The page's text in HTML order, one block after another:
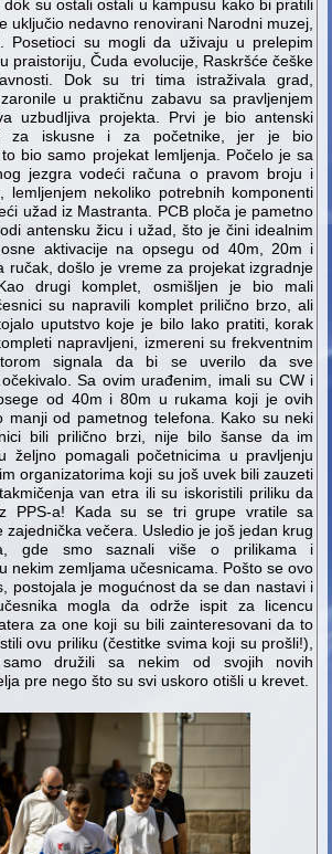
su ostali ostali u kampusu kako bi pratili
uključio nedavno renovirani Narodni muzej,
Posetioci su mogli da uživaju u prelepim
praistoriju, Čuda evolucije, Raskršće češke
Dok su tri tima istraživala grad,
u praktičnu zabavu sa pravljenjem
uzbudljiva projekta. Prvi je bio antenski
i za iskusne i za početnike, jer je bio
bio samo projekat lemljenja. Počelo je sa
jezgra vodeći računa o pravom broju i
lemljenjem nekoliko potrebnih komponenti
užad iz Mastranta. PCB ploča je pametno
antensku žicu i užad, što je čini idealnim
aktivacije na opsegu od 40m, 20m i
ručak, došlo je vreme za projekat izgradnje
drugi komplet, osmišljen je bio mali
su napravili komplet prilično brzo, ali
uputstvo koje je bilo lako pratiti, korak
napravljeni, izmereni su frekventnim
signala da bi se uverilo da sve
Sa ovim urađenim, imali su CW i
od 40m i 80m u rukama koji je ovih
manji od pametnog telefona. Kako su neki
bili prilično brzi, nije bilo šanse da im
željno pomagali početnicima u pravljenju
organizatorima koji su još uvek bili zauzeti
van etra ili su iskoristili priliku da
PPS-a! Kada su se tri grupe vratile sa
zajednička večera. Usledio je još jedan krug
gde smo saznali više o prilikama i
nekim zemljama učesnicama. Pošto se ovo
postojala je mogućnost da se dan nastavi i
mogla da održe ispit za licencu
za one koji su bili zainteresovani da to
ovu priliku (čestitke svima koji su prošli!),
družili sa nekim od svojih novih
pre nego što su svi uskoro otišli ​​u krevet.